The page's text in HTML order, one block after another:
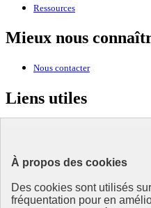
Ressources
Mieux nous
Nous contacter
Liens utiles
Négociations
MINISTÈRE
ÉCOLOGIQUE,
DE L'ÉNERGIE, DU CLIMAT
À propos des cookies
Des cookies sont utilisés
fréquentation pour en